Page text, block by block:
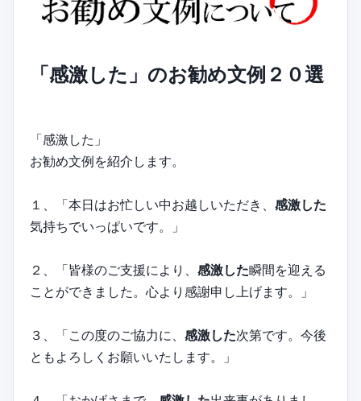
「感激した」のお勧め文例２０選
「感激した」
お勧め文例を紹介します。
１、「本日はお忙しい中お越しいただき、 感激した
気持ちでいっぱいです。」
２、「皆様のご支援により、 感激した瞬間を迎える
ことができました。心より感謝申し上げます。」
３、「この度のご協力に、 感激した次第です。今後
ともよろしくお願いいたします。」